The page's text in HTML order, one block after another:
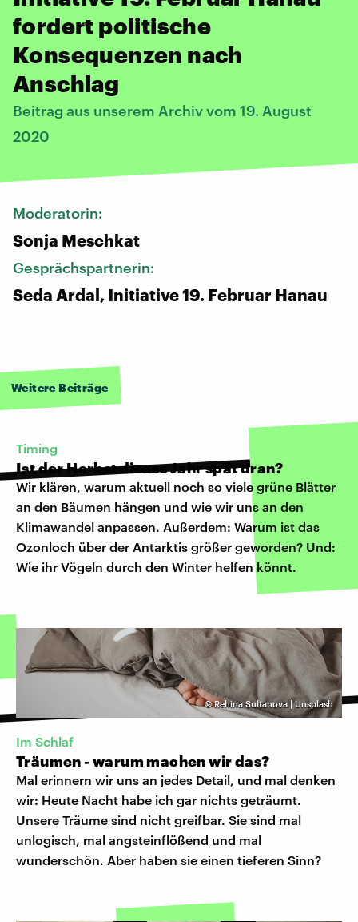
fordert politische
Konsequenzen nach
Anschlag
Beitrag aus unserem Archiv vom 19. August
2020
Moderatorin:
Sonja Meschkat
Gesprächspartnerin:
Seda Ardal, Initiative 19. Februar Hanau
Weitere Beiträge
Timing
Ist der Herbst dieses Jahr spät dran?
Wir klären, warum aktuell noch so viele grüne Blätter
an den Bäumen hängen und wie wir uns an den
Klimawandel anpassen. Außerdem: Warum ist das
Ozonloch über der Antarktis größer geworden? Und:
Wie ihr Vögeln durch den Winter helfen könnt.
©Rehina Sultanova | Unsplash
Im Schlaf
Träumen - warum machen wir das?
Mal erinnern wir uns an jedes Detail, und mal denken
wir: Heute Nacht habe ich gar nichts geträumt.
Unsere Träume sind nicht greifbar. Sie sind mal
unlogisch, mal angsteinflößend und mal
wunderschön. Aber haben sie einen tieferen Sinn?